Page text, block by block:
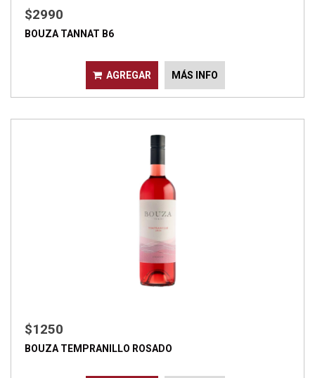
$2990
BOUZA TANNAT B6
AGREGAR MÁS INFO
$1250
BOUZA TEMPRANILLO ROSADO